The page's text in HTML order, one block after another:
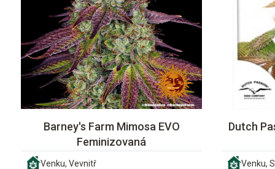
Barney's Farm Mimosa EVO
Feminizovaná
Venku, Vevnitř
Dutch
Venku,